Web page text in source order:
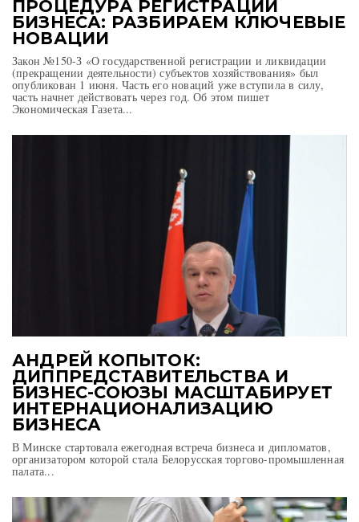
ПРОЦЕДУРА РЕГИСТРАЦИИ
БИЗНЕСА: РАЗБИРАЕМ КЛЮЧЕВЫЕ
НОВАЦИИ
Закон №150-З «О государственной регистрации и ликвидации
(прекращении деятельности) субъектов хозяйствования» был
опубликован 1 июня. Часть его новаций уже вступила в силу,
часть начнет действовать через год. Об этом пишет
Экономическая Газета...
АНДРЕЙ КОПЫТОК:
ДИППРЕДСТАВИТЕЛЬСТВА И
БИЗНЕС-СОЮЗЫ МАСШТАБИРУЕТ
ИНТЕРНАЦИОНАЛИЗАЦИЮ
БИЗНЕСА
В Минске стартовала ежегодная встреча бизнеса и дипломатов,
организатором которой стала Белорусская торгово-промышленная
палата...